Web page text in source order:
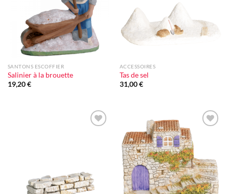
SANTONS ESCOFFIER
Salinier à la brouette
19,20€
ACCESSOIRES
Tas de sel
31,00€